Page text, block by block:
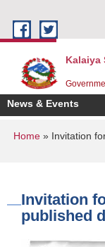
Kalaiya
News & Events
You are
Home » Invitation
Invitation
published